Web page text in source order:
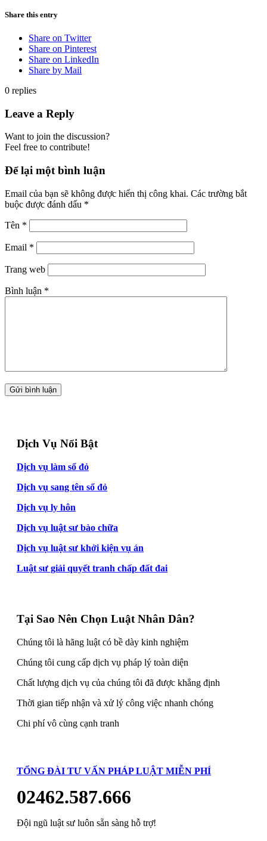
Share this entry
Share on Twitter
Share on Pinterest
Share on LinkedIn
Share by Mail
0 replies
Leave a Reply
Want to join the discussion?
Feel free to contribute!
Để lại một bình luận
Email của bạn sẽ không được hiển thị công khai. Các trường bắt
buộc được đánh dấu *
Tên *
Email *
Trang web
Bình luận *
Dịch Vụ Nổi Bật
Dịch vụ làm sổ đỏ
Dịch vụ sang tên sổ đỏ
Dịch vụ ly hôn
Dịch vụ luật sư bào chữa
Dịch vụ luật sư khởi kiện vụ án
Luật sư giải quyết tranh chấp đất đai
Tại Sao Nên Chọn Luật Nhân Dân?
Chúng tôi là hãng luật có bề dày kinh nghiệm
Chúng tôi cung cấp dịch vụ pháp lý toàn diện
Chất lượng dịch vụ của chúng tôi đã được khẳng định
Thời gian tiếp nhận và xử lý công việc nhanh chóng
Chi phí vô cùng cạnh tranh
TỔNG ĐÀI TƯ VẤN PHÁP LUẬT MIỄN PHÍ
02462.587.666
Đội ngũ luật sư luôn sẵn sàng hỗ trợ!